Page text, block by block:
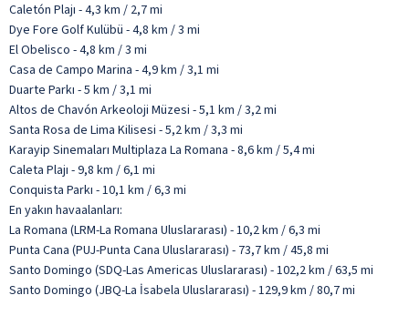
Caletón Plajı - 4,3 km / 2,7 mi
Dye Fore Golf Kulübü - 4,8 km / 3 mi
El Obelisco - 4,8 km / 3 mi
Casa de Campo Marina - 4,9 km / 3,1 mi
Duarte Parkı - 5 km / 3,1 mi
Altos de Chavón Arkeoloji Müzesi - 5,1 km / 3,2 mi
Santa Rosa de Lima Kilisesi - 5,2 km / 3,3 mi
Karayip Sinemaları Multiplaza La Romana - 8,6 km / 5,4 mi
Caleta Plajı - 9,8 km / 6,1 mi
Conquista Parkı - 10,1 km / 6,3 mi
En yakın havaalanları:
La Romana (LRM-La Romana Uluslararası) - 10,2 km / 6,3 mi
Punta Cana (PUJ-Punta Cana Uluslararası) - 73,7 km / 45,8 mi
Santo Domingo (SDQ-Las Americas Uluslararası) - 102,2 km / 63,5 mi
Santo Domingo (JBQ-La İsabela Uluslararası) - 129,9 km / 80,7 mi